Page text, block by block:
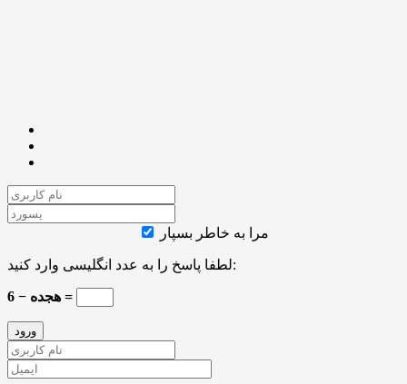
مرا به خاطر بسپار
لطفا پاسخ را به عدد انگلیسی وارد کنید:
هجده − 6 =